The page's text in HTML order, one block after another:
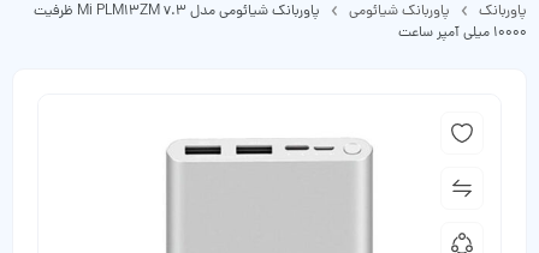
پاوربانک پاوربانک شیائومی
پاوربانک شیائومی مدل Mi PLM13ZM v.3 ظرفیت
10000 میلی آمپر ساعت